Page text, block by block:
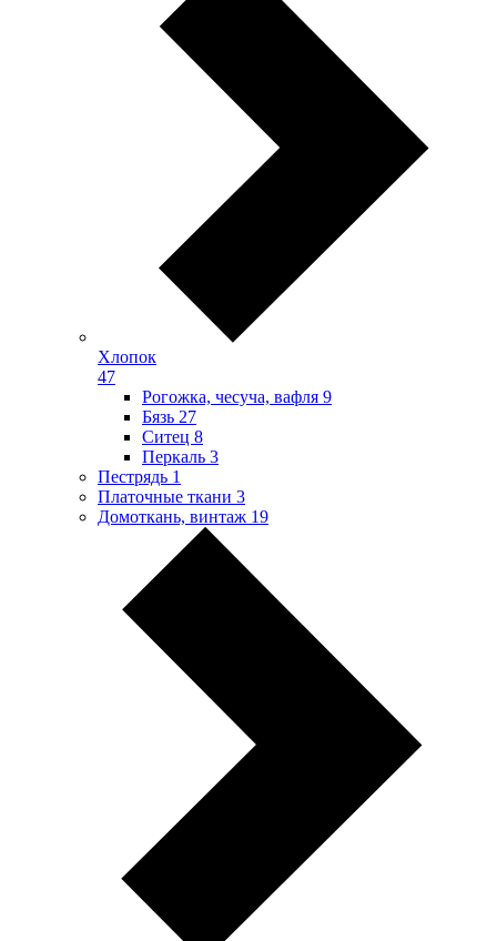
Хлопок
47
Рогожка, чесуча, вафля 9
Бязь 27
Ситец 8
Перкаль 3
Пестрядь 1
Платочные ткани 3
Домоткань, винтаж 19